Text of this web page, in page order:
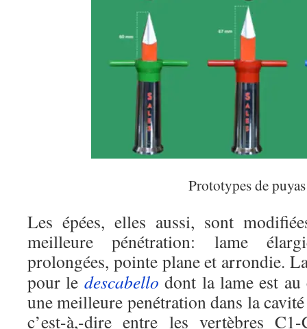
Prototypes de puyas
Les épées, elles aussi, sont
meilleure pénétration: lame
prolongées, pointe plane et arrondie.
pour le descabello dont la lame est
une meilleure penétration dans la
c’est-à,-dire entre les vertèbres